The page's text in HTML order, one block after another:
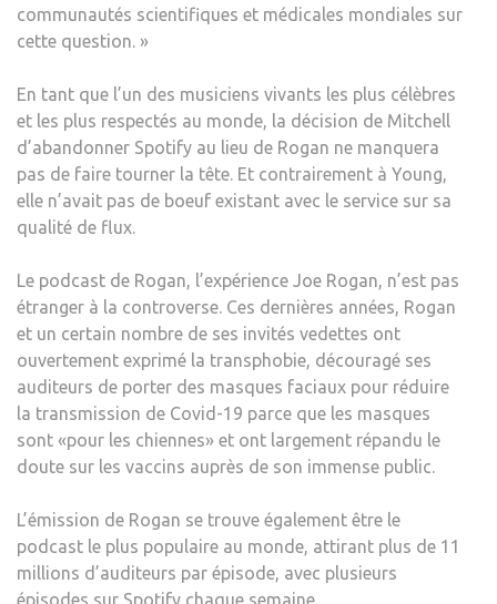
communautés scientifiques et médicales mondiales sur
cette question. »
En tant que l’un des musiciens vivants les plus célèbres
et les plus respectés au monde, la décision de Mitchell
d’abandonner Spotify au lieu de Rogan ne manquera
pas de faire tourner la tête. Et contrairement à Young,
elle n’avait pas de boeuf existant avec le service sur sa
qualité de flux.
Le podcast de Rogan, l’expérience Joe Rogan, n’est pas
étranger à la controverse. Ces dernières années, Rogan
et un certain nombre de ses invités vedettes ont
ouvertement exprimé la transphobie, découragé ses
auditeurs de porter des masques faciaux pour réduire
la transmission de Covid-19 parce que les masques
sont «pour les chiennes» et ont largement répandu le
doute sur les vaccins auprès de son immense public.
L’émission de Rogan se trouve également être le
podcast le plus populaire au monde, attirant plus de 11
millions d’auditeurs par épisode, avec plusieurs